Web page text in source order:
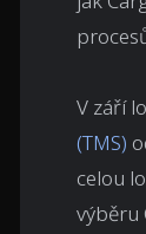
V září
(TMS)
celou
výběru